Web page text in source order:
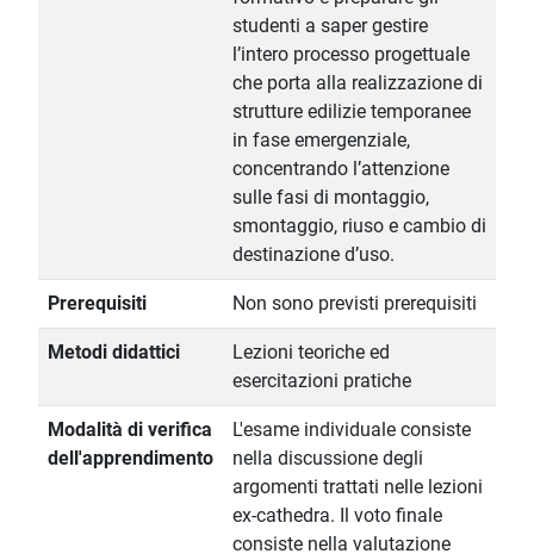
studenti a saper gestire
l’intero processo progettuale
che porta alla realizzazione di
strutture edilizie temporanee
in fase emergenziale,
concentrando l’attenzione
sulle fasi di montaggio,
smontaggio, riuso e cambio di
destinazione d’uso.
Prerequisiti Non sono previsti prerequisiti
Metodi didattici
Lezioni teoriche ed
esercitazioni pratiche
Modalità di verifica
dell'apprendimento
L'esame individuale consiste
nella discussione degli
argomenti trattati nelle lezioni
ex-cathedra. Il voto finale
consiste nella valutazione